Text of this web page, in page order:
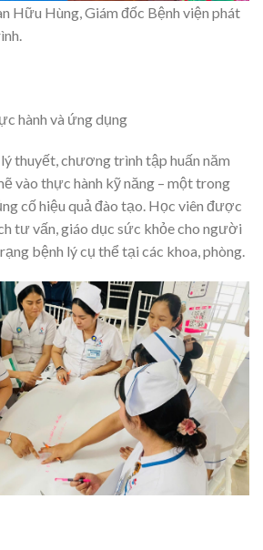
Hữu Hùng, Giám đốc Bệnh viện phát
hành và ứng dụng
thuyết, chương trình tập huấn năm
vào thực hành kỹ năng – một trong
cố hiệu quả đào tạo. Học viên được
tư vấn, giáo dục sức khỏe cho người
bệnh lý cụ thể tại các khoa, phòng.